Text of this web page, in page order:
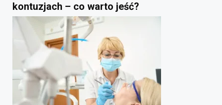
kontuzjach – co warto jeść?